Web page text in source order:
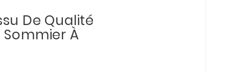
De Qualité
Sommier À